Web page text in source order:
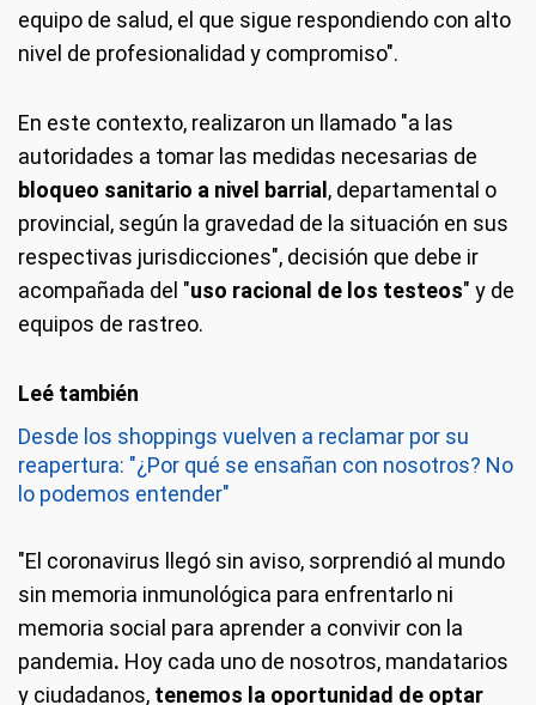
equipo de salud, el que sigue respondiendo con alto
nivel de profesionalidad y compromiso".
En este contexto, realizaron un llamado "a las
autoridades a tomar las medidas necesarias de
bloqueo sanitario a nivel barrial , departamental o
provincial, según la gravedad de la situación en sus
respectivas jurisdicciones", decisión que debe ir
acompañada del "uso racional de los testeos" y de
equipos de rastreo.
Desde los shoppings vuelven a reclamar por su
reapertura: "¿Por qué se ensañan con nosotros? No
lo podemos entender"
"El coronavirus llegó sin aviso, sorprendió al mundo
sin memoria inmunológica para enfrentarlo ni
memoria social para aprender a convivir con la
pandemia. Hoy cada uno de nosotros, mandatarios
y ciudadanos, tenemos la oportunidad de optar